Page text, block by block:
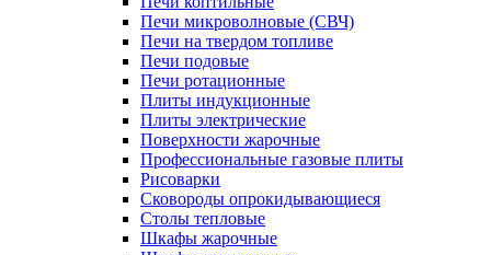
Печи микроволновые (СВЧ)
Печи на твердом топливе
Печи подовые
Печи ротационные
Плиты индукционные
Плиты электрические
Поверхности жарочные
Профессиональные газовые плиты
Рисоварки
Сковороды опрокидывающиеся
Столы тепловые
Шкафы жарочные